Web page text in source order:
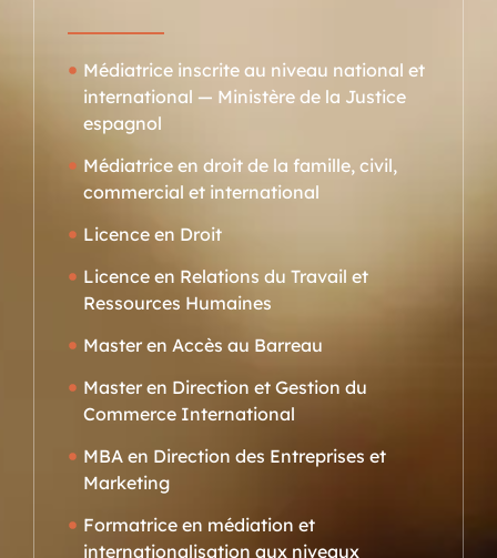
Médiatrice inscrite au niveau national et
international — Ministère de la Justice
espagnol
Médiatrice en droit de la famille, civil,
commercial et international
Licence en Droit
Licence en Relations du Travail et
Ressources Humaines
Master en Accès au Barreau
Master en Direction et Gestion du
Commerce International
MBA en Direction des Entreprises et
Marketing
Formatrice en médiation et
internationalisation aux niveaux